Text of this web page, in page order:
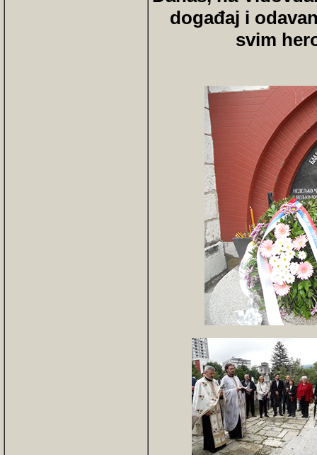
događaj i
svim